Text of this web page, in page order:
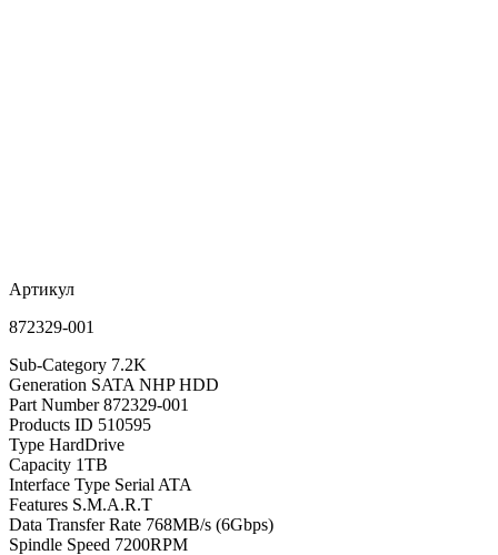
Артикул
872329-001
Sub-Category 7.2K
Generation SATA NHP HDD
Part Number 872329-001
Products ID 510595
Type HardDrive
Capacity 1TB
Interface Type Serial ATA
Features S.M.A.R.T
Data Transfer Rate 768MB/s (6Gbps)
Spindle Speed 7200RPM